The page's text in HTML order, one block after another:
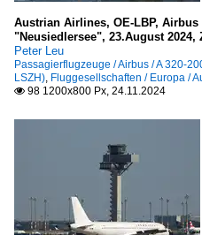
Austrian Airlines, OE-LBP, Airbus
"Neusiedlersee", 23.August 2024,
Peter Leu
Passagierflugzeuge / Airbus / A 320-
LSZH), Fluggesellschaften / Europa /
 98 1200x800 Px, 24.11.2024